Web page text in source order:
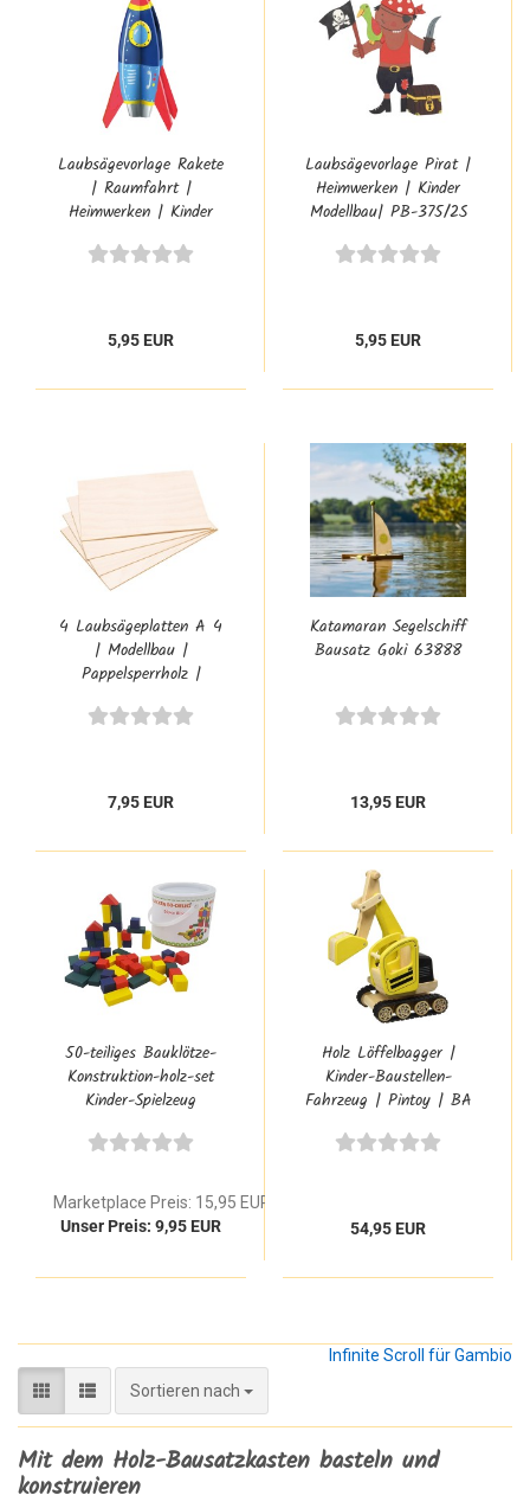
Laubsägevorlage Rakete
| Raumfahrt |
Heimwerken | Kinder
5,95 EUR
Laubsägevorlage Pirat |
Heimwerken | Kinder
Modellbau| PB-375/2S
5,95 EUR
4 Laubsägeplatten A 4
| Modellbau |
Pappelsperrholz |
7,95 EUR
Katamaran Segelschiff
Bausatz Goki 63888
13,95 EUR
50-teiliges Bauklötze-
Konstruktion-holz-set
Kinder-Spielzeug
Marketplace Preis: 15,95 EUR
Unser Preis: 9,95 EUR
Holz Löffelbagger |
Kinder-Baustellen-
Fahrzeug | Pintoy | BA
54,95 EUR
Infinite Scroll für Gambio
Sortieren nach
Sortieren nach
Mit dem Holz-Bausatzkasten basteln und
konstruieren